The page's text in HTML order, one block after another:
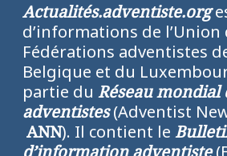
Actualités.adventiste.org
d’informations de l’Union
Fédérations adventistes
Belgique et du
partie du Réseau mondial
adventistes(Adventist
ANN). Il contient le
d’information adventiste